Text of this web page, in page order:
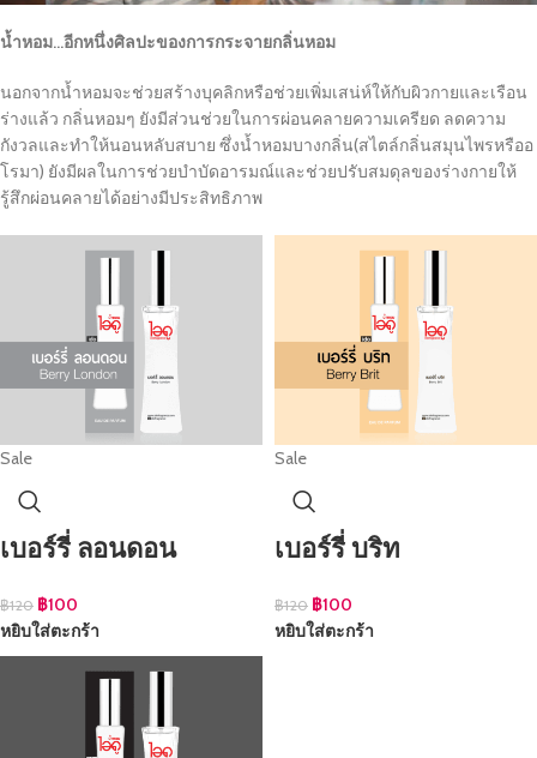
น้ำหอม…อีกหนึ่งศิลปะของการกระจายกลิ่นหอม
นอกจากน้ำหอมจะช่วยสร้างบุคลิกหรือช่วยเพิ่มเสน่ห์ให้กับผิวกายและเรือน
ร่างแล้ว กลิ่นหอมๆ ยังมีส่วนช่วยในการผ่อนคลายความเครียด ลดความ
กังวลและทำให้นอนหลับสบาย ซึ่งน้ำหอมบางกลิ่น(สไตล์กลิ่นสมุนไพรหรืออ
โรมา) ยังมีผลในการช่วยบำบัดอารมณ์และช่วยปรับสมดุลของร่างกายให้
รู้สึกผ่อนคลายได้อย่างมีประสิทธิภาพ
Sale
เบอร์รี่ ลอนดอน
฿120 ฿100
หยิบใส่ตะกร้า
Sale
เบอร์รี่ บริท
฿120 ฿100
หยิบใส่ตะกร้า